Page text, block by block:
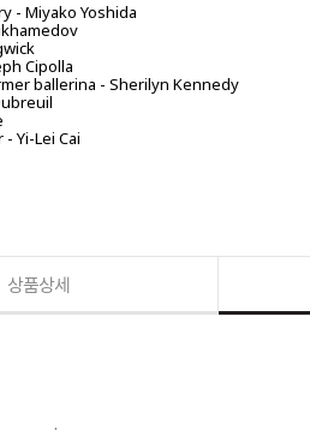
- Miyako Yoshida
Cipolla
ballerina - Sherilyn Kennedy
Yi-Lei Cai
상품상세
.